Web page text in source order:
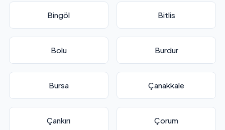
Bingöl Bitlis
Bolu Burdur
Bursa Çanakkale
Çankırı Çorum